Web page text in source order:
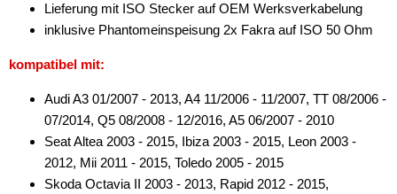
Lieferung mit ISO Stecker auf OEM Werksverkabelung
inklusive Phantomeinspeisung 2x Fakra auf ISO 50 Ohm
kompatibel mit:
Audi A3 01/2007 - 2013, A4 11/2006 - 11/2007, TT 08/2006 -
07/2014, Q5 08/2008 - 12/2016, A5 06/2007 - 2010
Seat Altea 2003 - 2015, Ibiza 2003 - 2015, Leon 2003 -
2012, Mii 2011 - 2015, Toledo 2005 - 2015
Skoda Octavia II 2003 - 2013, Rapid 2012 - 2015,